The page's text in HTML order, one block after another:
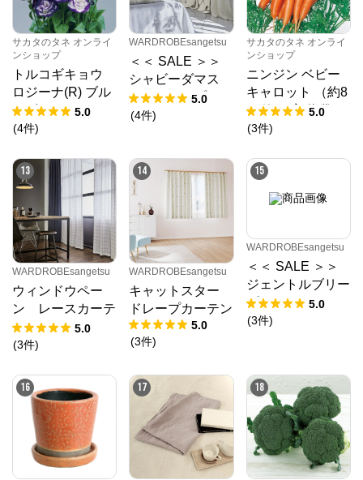
サカタのタネ オンライ
ンショップ
トルコギキョウ
ロジーナ(R) ブル
ーピコティー (ve
r.2) （PS約35
5.0
(4件)
WARDROBEsangetsu
＜＜ SALE ＞＞
シャビーダマス
ク ドレープカー
テン
5.0
(4件)
サカタのタネ オンライ
ンショップ
ニンジン ベビー
キャロット （約8
00粒） 実咲 袋
5.0
(3件)
13
WARDROBEsangetsu
ウィンドウペー
ン レースカーテ
ン
5.0
(3件)
14
WARDROBEsangetsu
キャットスター
ドレープカーテン
5.0
(3件)
15
WARDROBEsangetsu
＜＜ SALE ＞＞
ジェントルブリー
ズ チョコ／レー
スカーテンライト
～180㎝
5.0
(3件)
16 17 18